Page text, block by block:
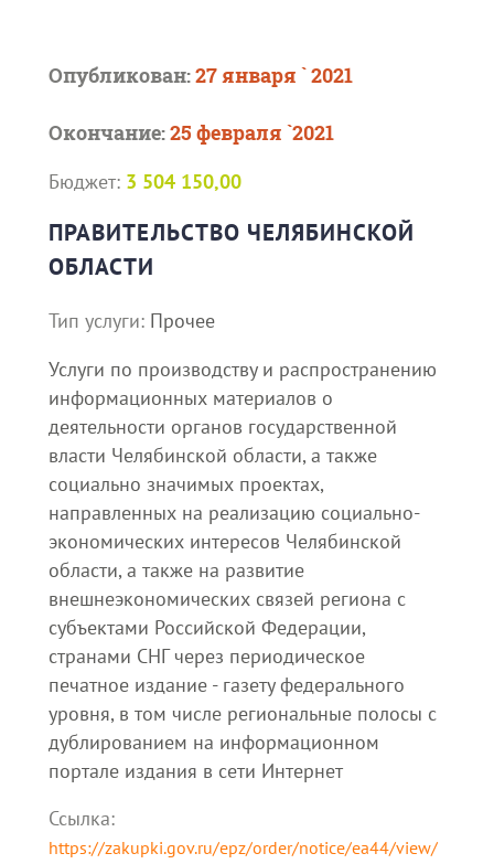
Опубликован:27 января ` 2021
Окончание:25 февраля `2021
Бюджет: 3 504 150,00
ПРАВИТЕЛЬСТВО ЧЕЛЯБИНСКОЙ
ОБЛАСТИ
Тип услуги: Прочее
Услуги по производству и распространению
информационных материалов о
деятельности органов государственной
власти Челябинской области, а также
социально значимых проектах,
направленных на реализацию социально-
экономических интересов Челябинской
области, а также на развитие
внешнеэкономических связей региона с
субъектами Российской Федерации,
странами СНГ через периодическое
печатное издание - газету федерального
уровня, в том числе региональные полосы с
дублированием на информационном
портале издания в сети Интернет
Ссылка:
https://zakupki.gov.ru/epz/order/notice/ea44/view/